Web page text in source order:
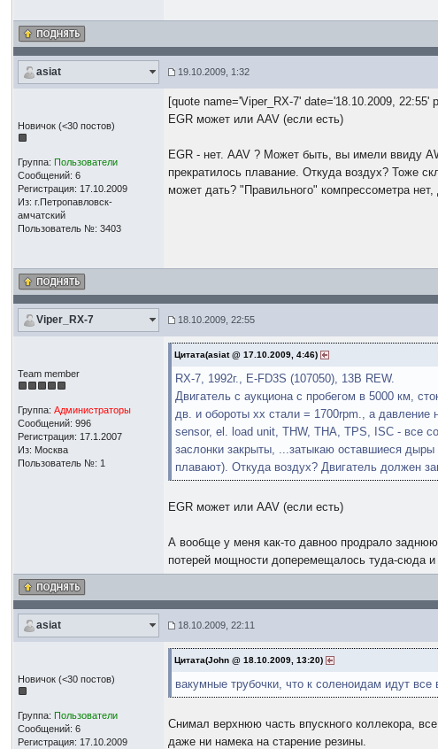
asiat 19.10.2009, 1:32
Новичок (<30 постов)
Группа:Пользователи
Сообщений: 6
Регистрация: 17.10.2009
Из: г.Петропавловск-
амчатский
Пользователь №: 3403
[quote name='Viper_RX-7' date='18.10.2009, 22:55'
EGR может или AAV (если есть)
EGR - нет. AAV ? Может быть, вы имели ввиду
прекратилось плавание. Откуда воздух? Тоже
может дать? "Правильного" компрессометра
Viper_RX-7 18.10.2009, 22:55
Team member
Группа:Администраторы
Сообщений: 996
Регистрация: 17.1.2007
Из: Москва
Пользователь №: 1
Цитата(asiat @ 17.10.2009, 4:46)
RX-7, 1992г., E-FD3S (107050), 13B REW.
Двигатель с аукциона с пробегом в 5000 км,
дв. и обороты хх стали = 1700rpm., а давление
sensor, el. load unit, THW, THA, TPS, ISC - все
заслонки закрыты, ...затыкаю оставшиеся
плавают). Откуда воздух? Двигатель должен
EGR может или AAV (если есть)
А вообще у меня как-то давноо продрало
потерей мощности доперемещалось туда-сюда
asiat 18.10.2009, 22:11
Новичок (<30 постов)
Группа:Пользователи
Сообщений: 6
Регистрация: 17.10.2009
Цитата(John @ 18.10.2009, 13:20)
вакумные трубочки, что к соленоидам идут все
Снимал верхнюю часть впускного коллекора,
даже ни намека на старение резины.